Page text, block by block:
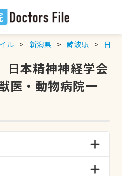
ル 新潟県 鯨波駅 日本
日本精神神経学会
医・動物病院一